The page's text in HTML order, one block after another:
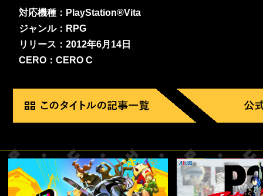
対応機種：PlayStation®Vita
ジャンル：RPG
リリース：2012年6月14日
CERO：CERO C